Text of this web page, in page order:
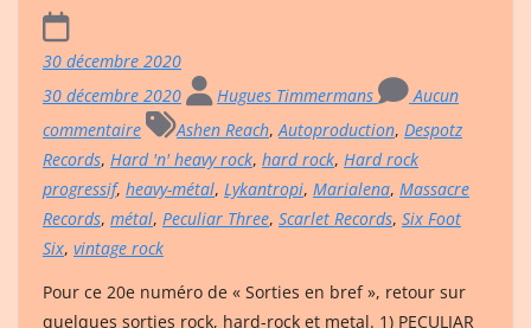
30 décembre 2020
30 décembre 2020
Hugues Timmermans
Aucun
commentaire
Ashen Reach, Autoproduction, Despotz
Records, Hard 'n' heavy rock, hard rock, Hard rock
progressif, heavy-métal, Lykantropi, Marialena, Massacre
Records, métal, Peculiar Three, Scarlet Records, Six Foot
Six, vintage rock
Pour ce 20e numéro de « Sorties en bref », retour sur
quelques sorties rock, hard-rock et metal. 1) PECULIAR